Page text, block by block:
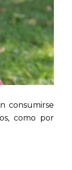
consumirse
como por